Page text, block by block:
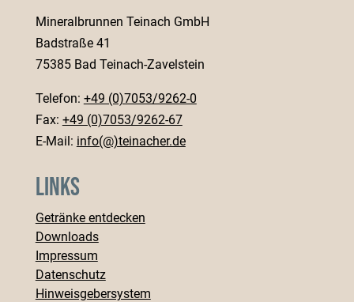
Mineralbrunnen Teinach GmbH
Badstraße 41
75385 Bad Teinach-Zavelstein
Telefon: +49 (0)7053/9262-0
Fax: +49 (0)7053/9262-67
E-Mail: info(@)teinacher.de
Links
Getränke entdecken
Downloads
Impressum
Datenschutz
Hinweisgebersystem